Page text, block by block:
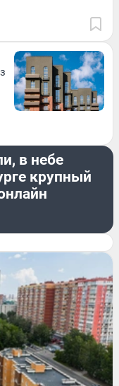
в небе
крупный